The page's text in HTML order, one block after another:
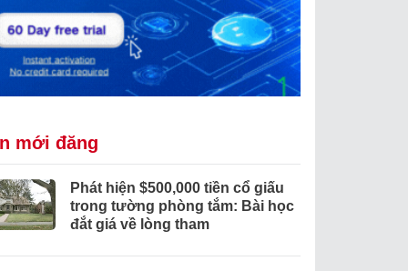
mới đăng
Phát hiện $500,000 tiền cổ giấu
trong tường phòng tắm: Bài học
đắt giá về lòng tham